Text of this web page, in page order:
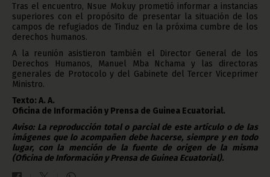
Tras el encuentro, Nsue Mokuy prometió informar a instancias
superiores con el propósito de presentar la situación de los
campos de refugiados de Tinduz en la próxima cumbre de los
derechos humanos.
A la reunión asistieron también el Director General de los
Derechos Humanos, Manuel Mba Nchama y las directoras
generales de Protocolo y del Gabinete del Tercer Viceprimer
Ministro.
Texto: A. A.
Oficina de Información y Prensa de Guinea Ecuatorial.
Aviso: La reproducción total o parcial de este artículo o de las
imágenes que lo acompañen debe hacerse, siempre y en todo
lugar, con la mención de la fuente de origen de la misma
(Oficina de Información y Prensa de Guinea Ecuatorial).